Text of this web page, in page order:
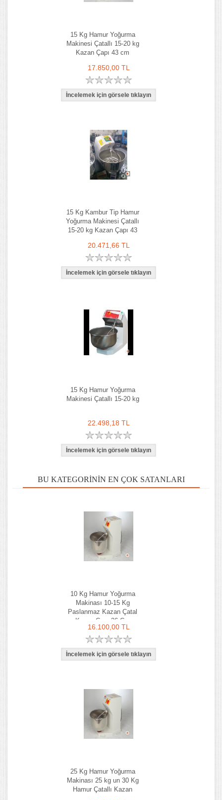
15 Kg Hamur Yoğurma
Makinesi Çatallı 15-20 kg
Kazan Çapı 43 cm
17.850,00 TL
15 Kg Kambur Tip Hamur
Yoğurma Makinesi Çatallı
15-20 kg Kazan Çapı 43
20.471,66 TL
15 Kg Hamur Yoğurma
Makinesi Çatallı 15-20 kg
22.498,18 TL
BU KATEGORININ EN ÇOK SATANLARI
10 Kg Hamur Yoğurma
Makinası 10-15 Kg
Paslanmaz Kazan Çatal
Kazan Çapı 36 Cm
16.100,00 TL
25 Kg Hamur Yoğurma
Makinası 25 kg un 30 Kg
Hamur Çatallı Kazan